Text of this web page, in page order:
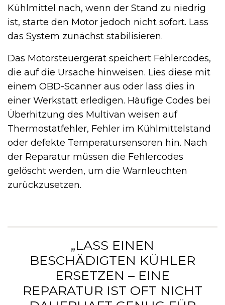
Kühlmittel nach, wenn der Stand zu niedrig
ist, starte den Motor jedoch nicht sofort. Lass
das System zunächst stabilisieren.
Das Motorsteuergerät speichert Fehlercodes,
die auf die Ursache hinweisen. Lies diese mit
einem OBD-Scanner aus oder lass dies in
einer Werkstatt erledigen. Häufige Codes bei
Überhitzung des Multivan weisen auf
Thermostatfehler, Fehler im Kühlmittelstand
oder defekte Temperatursensoren hin. Nach
der Reparatur müssen die Fehlercodes
gelöscht werden, um die Warnleuchten
zurückzusetzen.
„LASS EINEN
BESCHÄDIGTEN KÜHLER
ERSETZEN – EINE
REPARATUR IST OFT NICHT